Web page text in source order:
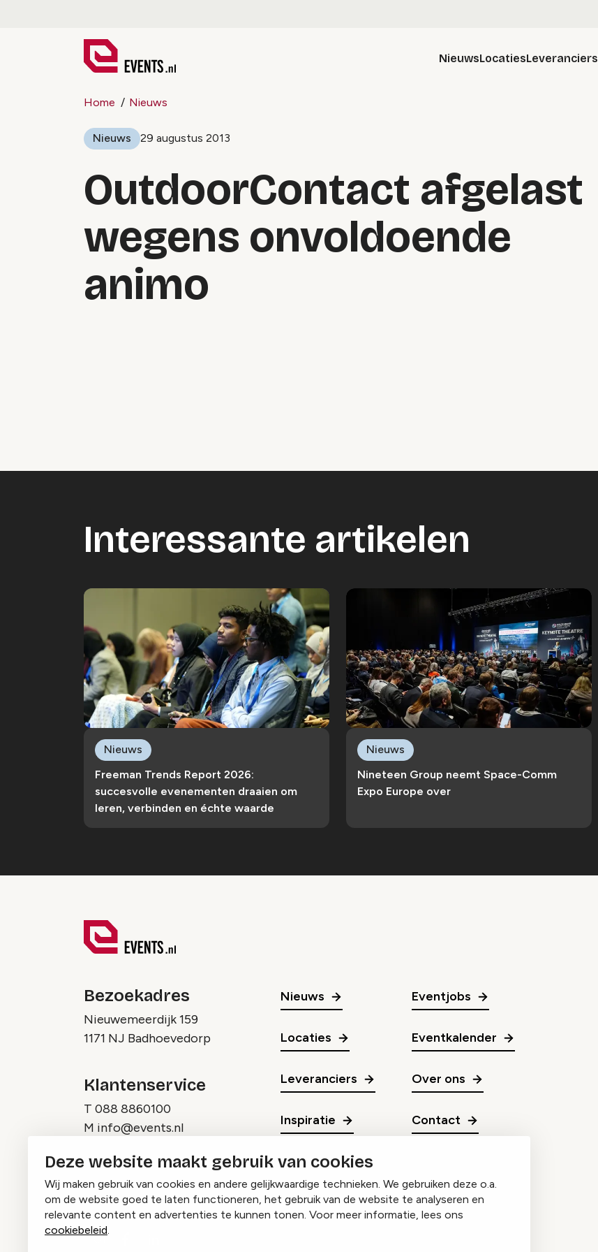
Deze website maakt gebruik van cookies
Wij maken gebruik van cookies en andere gelijkwaardige technieken. We gebruiken deze o.a.
om de website goed te laten functioneren, het gebruik van de website te analyseren en
relevante content en advertenties te kunnen tonen. Voor meer informatie, lees ons
cookiebeleid.
NieuwsLocatiesLeveranciers
Home Nieuws
Nieuws 29 augustus 2013
OutdoorContact afgelast
wegens onvoldoende
animo
Interessante artikelen
Freeman Trends Report 2026:
succesvolle evenementen draaien om
leren, verbinden en échte waarde
Nieuws
Nineteen Group neemt Space-Comm
Expo Europe over
Nieuws
Bezoekadres
Nieuwemeerdijk 159
1171 NJ Badhoevedorp
Klantenservice
T 088 8860100
M info@events.nl
Nieuws
Locaties
Leveranciers
Inspiratie
Eventjobs
Eventkalender
Over ons
Contact